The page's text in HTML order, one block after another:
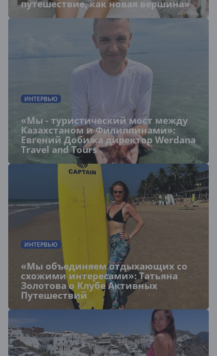
путешествие, как новая вершина»
ИНТЕРВЬЮ
«Мы - туристический мост между
Казахстаном и Филиппинами»:
Евгений Добижа директор Werdana
Travel and Tours
ИНТЕРВЬЮ
«Мы объединяем отдыхающих со
схожими интересами»: Татьяна
Золотова о Клубе Активных
Путешествий